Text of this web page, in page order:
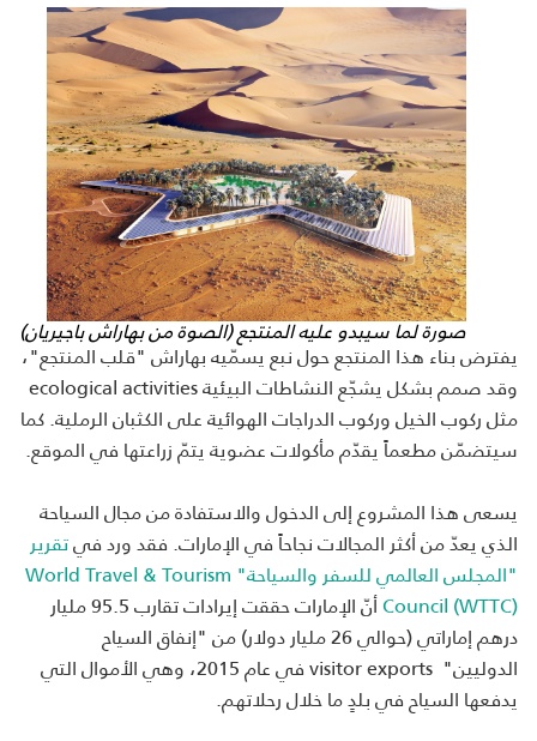
صورة لما سيبدو عليه المنتجع (الصوة من بهاراش باجيريان)
يفترض بناء هذا المنتجع حول نبع يسمّيه بهاراش "قلب المنتجع"،
وقد صمم بشكل يشجّع النشاطات البيئيةecological activities
مثل ركوب الخيل وركوب الدراجات الهوائية على الكثبان الرملية. كما
سيتضمّن مطعماً يقدّم مأكولات عضوية يتمّ زراعتها في الموقع.
يسعى هذا المشروع إلى الدخول والاستفادة من مجال السياحة
الذي يعدّ من أكثر المجالات نجاحاً في الإمارات. فقد ورد فيتقرير
"المجلس العالمي للسفر والسياحة" World Travel & Tourism
Council (WTTC)أنّ الإمارات حققت إيرادات تقارب95.5مليار
درهم إماراتي (حوالي 26 مليار دولار) من "إنفاق السياح
الدوليين" visitor exports
في عام 2015، وهي الأموال التي
يدفعها السياح في بلدٍ ما خلال رحلاتهم.